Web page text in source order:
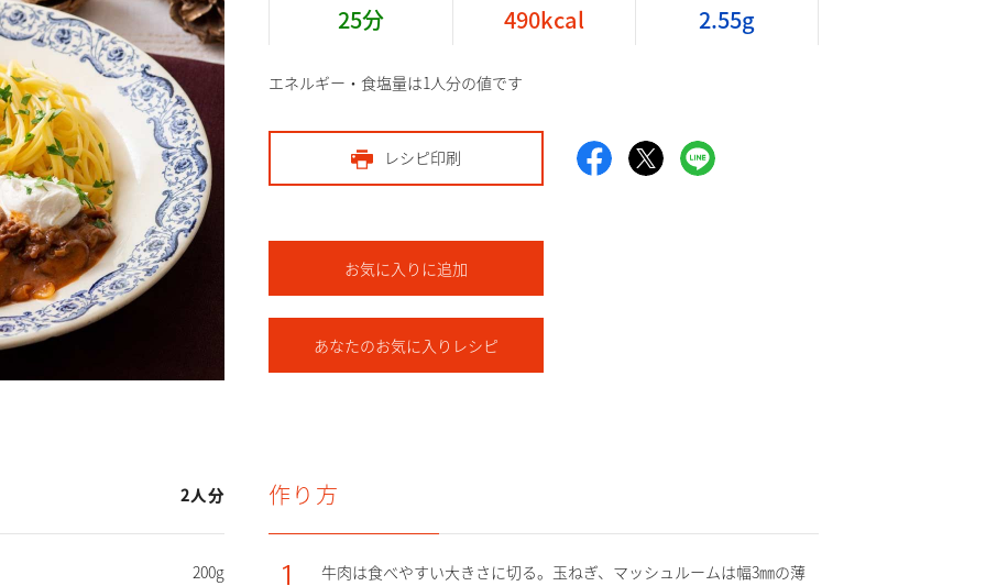
25分 490kcal 2.55g
エネルギー・食塩量は1人分の値です
レシピ印刷
お気に入りに追加
あなたのお気に入りレシピ
2人分
200g
作り方
1
牛肉は食べやすい大きさに切る。玉ねぎ、マッシュルームは幅3㎜の薄